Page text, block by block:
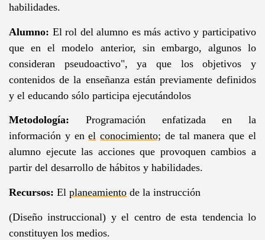
habilidades.
Alumno: El rol del alumno es más activo y participativo
que en el modelo anterior, sin embargo, algunos lo
consideran pseudoactivo", ya que los objetivos y
contenidos de la enseñanza están previamente definidos
y el educando sólo participa ejecutándolos
Metodología: Programación enfatizada en la
información y enel conocimiento; de tal manera que el
alumno ejecute las acciones que provoquen cambios a
partir del desarrollo de hábitos y habilidades.
Recursos: El planeamientode la instrucción
(Diseño instruccional) y el centro de esta tendencia lo
constituyen los medios.